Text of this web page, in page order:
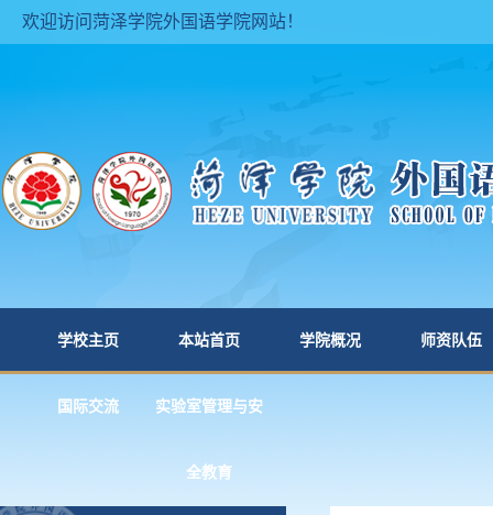
欢迎访问菏泽学院外国语学院网站！
学校主页 本站首页 学院概况 师资队伍
国际交流 实验室管理与安
全教育